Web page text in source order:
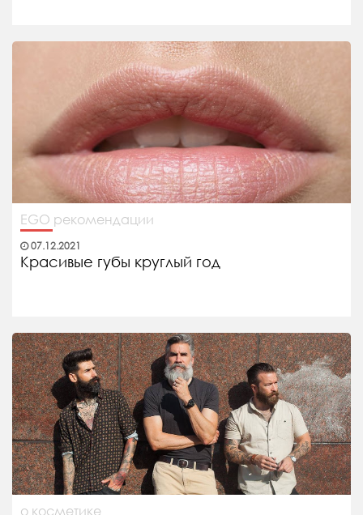
EGO рекомендации
07.12.2021
Красивые губы круглый год
о косметике